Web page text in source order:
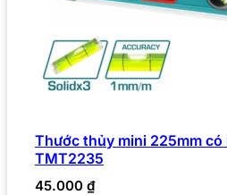
Thước thủy mini 225mm có
TMT2235
45.000 ₫